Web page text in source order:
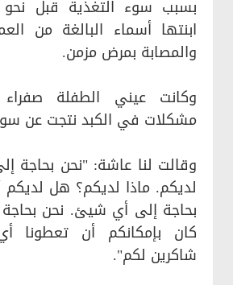
بسبب سوء التغذية قبل
ابنتها أسماء البالغة من
والمصابة بمرض مزمن.
وكانت عيني الطفلة
مشكلات في الكبد نتجت عن
وقالت لنا عاشة: "نحن بحاجة
لديكم. ماذا لديكم؟ هل لديكم
بحاجة إلى أي شيئ. نحن بحاجة
كان بإمكانكم أن
شاكرين لكم".